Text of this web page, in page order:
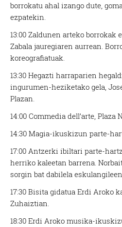
borrokatu ahal izango dute,
ezpatekin.
13:00 Zaldunen arteko borrokak
Zabala jauregiaren aurrean.
koreografiatuak.
13:30 Hegazti harraparien
ingurumen-heziketako gela,
Plazan.
14:00 Commedia dell’arte, Plaza
14:30 Magia-ikuskizun parte-
17:00 Antzerki ibiltari parte-
herriko kaleetan barrena.
sorgin bat dabilela
17:30 Bisita gidatua Erdi Aroko
Zuhaiztian.
18:30 Erdi Aroko musika-